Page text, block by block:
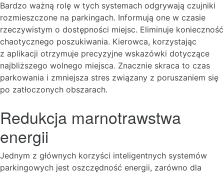
Bardzo ważną rolę w tych systemach odgrywają czujniki
rozmieszczone na parkingach. Informują one w czasie
rzeczywistym o dostępności miejsc. Eliminuje konieczność
chaotycznego poszukiwania. Kierowca, korzystając
z aplikacji otrzymuje precyzyjne wskazówki dotyczące
najbliższego wolnego miejsca. Znacznie skraca to czas
parkowania i zmniejsza stres związany z poruszaniem się
po zatłoczonych obszarach.
Redukcja marnotrawstwa
energii
Jednym z głównych korzyści inteligentnych systemów
parkingowych jest oszczędność energii, zarówno dla